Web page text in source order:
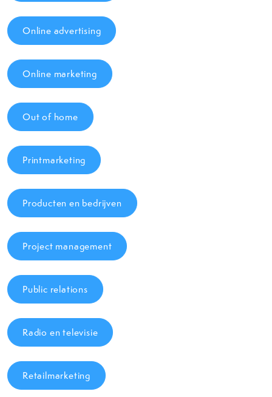
Online advertising
Online marketing
Out of home
Printmarketing
Producten en bedrijven
Project management
Public relations
Radio en televisie
Retailmarketing